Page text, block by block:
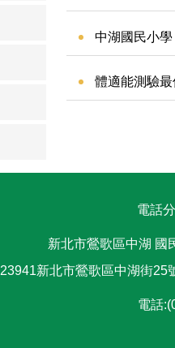
中湖國民小
體適能測驗
電話
新北市鶯歌區中湖 國
23941新北市鶯歌區中湖街
電話